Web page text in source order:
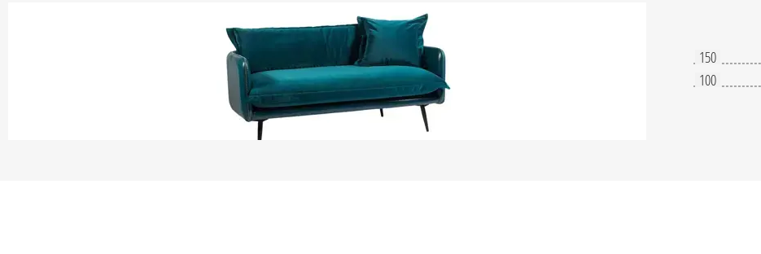
150
100